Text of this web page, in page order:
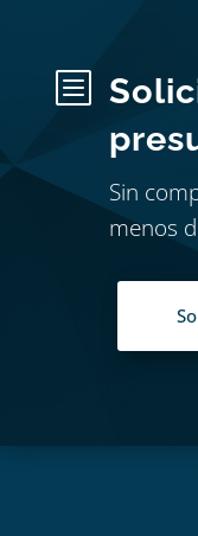
b
Sin
menos